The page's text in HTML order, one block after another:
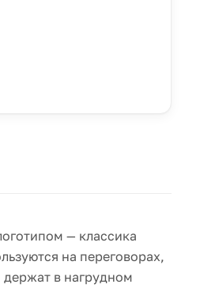
— классика
на переговорах,
в нагрудном